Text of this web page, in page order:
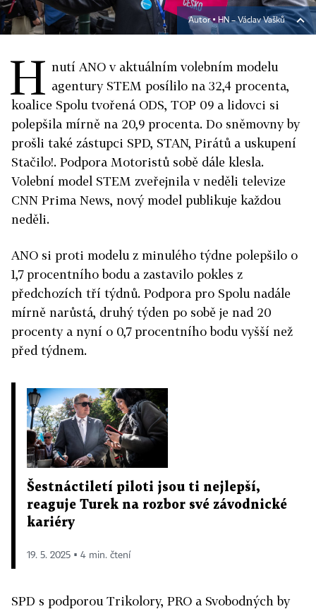
Autor ▪ HN – Václav Vašků
H nutí ANO v aktuálním volebním modelu
agentury STEM posílilo na 32,4 procenta,
koalice Spolu tvořená ODS, TOP 09 a lidovci si
polepšila mírně na 20,9 procenta. Do sněmovny by
prošli také zástupci SPD, STAN, Pirátů a uskupení
Stačilo!. Podpora Motoristů sobě dále klesla.
Volební model STEM zveřejnila v neděli televize
CNN Prima News, nový model publikuje každou
neděli.
ANO si proti modelu z minulého týdne polepšilo o
1,7 procentního bodu a zastavilo pokles z
předchozích tří týdnů. Podpora pro Spolu nadále
mírně narůstá, druhý týden po sobě je nad 20
procenty a nyní o 0,7 procentního bodu vyšší než
před týdnem.
Šestnáctiletí piloti jsou ti nejlepší,
reaguje Turek na rozbor své závodnické
kariéry
19. 5. 2025 ▪ 4 min. čtení
SPD s podporou Trikolory, PRO a Svobodných by